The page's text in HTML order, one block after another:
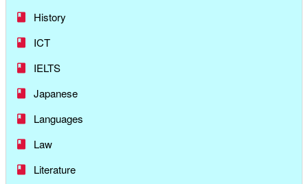
History
ICT
IELTS
Japanese
Languages
Law
Literature